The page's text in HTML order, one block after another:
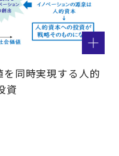
を同時実現する人的
資